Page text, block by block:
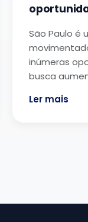
São Paulo é
inúmeras
busca
Ler mais